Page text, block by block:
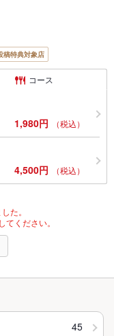
稿特典対象店
コース
1,980円 （税込）
4,500円 （税込）
た。
ください。
45